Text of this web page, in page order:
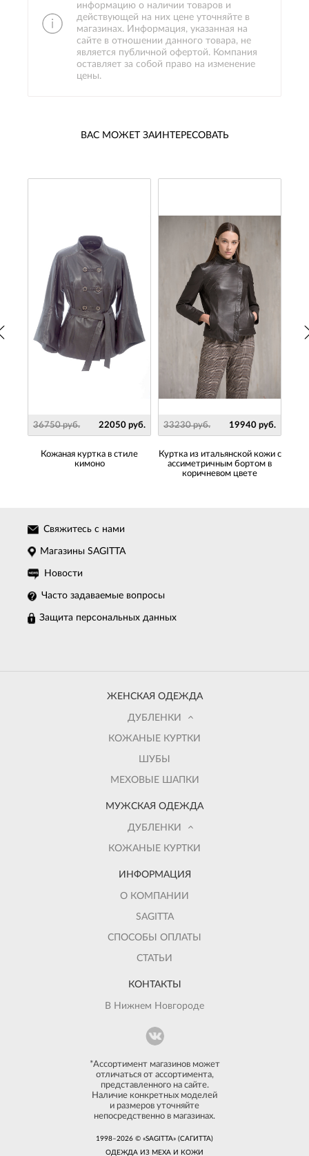
информацию о наличии товаров и
действующей на них цене уточняйте в
магазинах. Информация, указанная на
сайте в отношении данного товара, не
является публичной офертой. Компания
оставляет за собой право на изменение
цены.
ВАС МОЖЕТ ЗАИНТЕРЕСОВАТЬ
36750 руб. 22050 руб.
Кожаная куртка в стиле
кимоно
33230 руб. 19940 руб.
Куртка из итальянской кожи с
ассиметричным бортом в
коричневом цвете
Свяжитесь с нами
Магазины SAGITTA
Новости
Часто задаваемые вопросы
Защита персональных данных
ЖЕНСКАЯ ОДЕЖДА
ДУБЛЕНКИ
КОЖАНЫЕ КУРТКИ
ШУБЫ
МЕХОВЫЕ ШАПКИ
МУЖСКАЯ ОДЕЖДА
ДУБЛЕНКИ
КОЖАНЫЕ КУРТКИ
ИНФОРМАЦИЯ
О КОМПАНИИ
SAGITTA
СПОСОБЫ ОПЛАТЫ
СТАТЬИ
КОНТАКТЫ
В Нижнем Новгороде
*Ассортимент магазинов может
отличаться от ассортимента,
представленного на сайте.
Наличие конкретных моделей
и размеров уточняйте
непосредственно в магазинах.
1998–2026 © «SAGITTA» (САГИТТА)
ОДЕЖДА ИЗ МЕХА И КОЖИ